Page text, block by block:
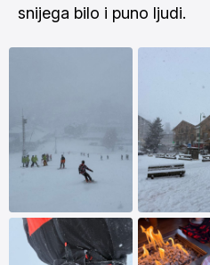
snijega bilo i puno ljudi.